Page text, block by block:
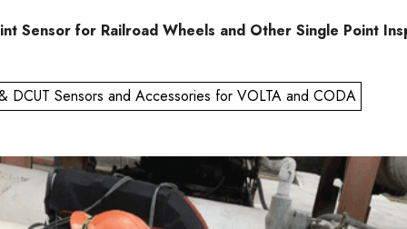
Sensor for Railroad Wheels and Other Single Point
DCUT Sensors and Accessories for VOLTA and CODA